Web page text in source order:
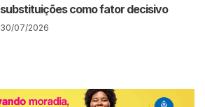
substituições como fator decisivo
30/07/2026